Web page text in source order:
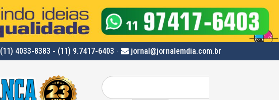
(11) 4033-8383 - (11) 9.7417-6403 - jornal@jornalemdia.com.br
Pesquisar
por: